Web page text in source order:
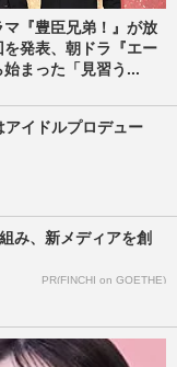
マ『豊臣兄弟！』が放
を発表、朝ドラ『エー
始まった「見習う...
アイドルプロデュー
み、新メディアを創
PR(FINCHI on GOETHE)